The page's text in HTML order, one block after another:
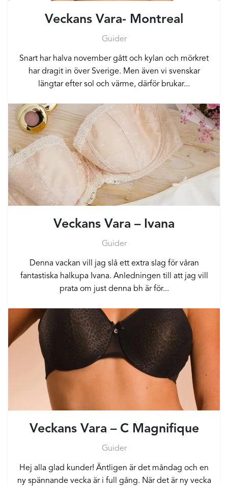
Veckans Vara- Montreal
Guider
Snart har halva november gått och kylan och mörkret
har dragit in över Sverige. Men även vi svenskar
längtar efter sol och värme, därför brukar...
Veckans Vara – Ivana
Guider
Denna vackan vill jag slå ett extra slag för våran
fantastiska halkupa Ivana. Anledningen till att jag vill
prata om just denna bh är för...
Veckans Vara – C Magnifique
Guider
Hej alla glad kunder! Äntligen är det måndag och en
ny spännande vecka är i full gång. När det är ny vecka